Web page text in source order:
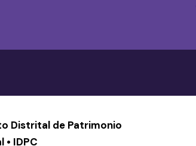
Distrital de Patrimonio
• IDPC